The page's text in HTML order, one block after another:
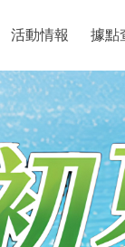
活動情報 據點